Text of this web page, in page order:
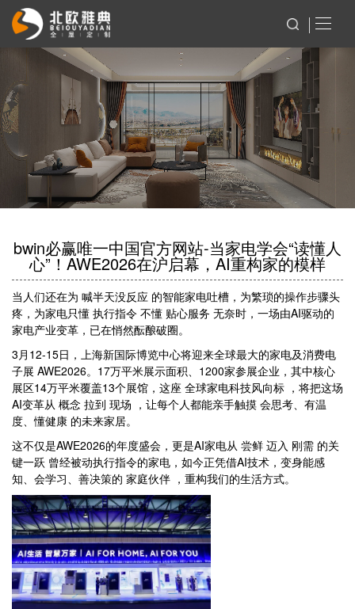
bwin必赢唯一中国官方网站-当家电学会“读懂人
心”！AWE2026在沪启幕，AI重构家的模样
当人们还在为 喊半天没反应 的智能家电吐槽，为繁琐的操作步骤头
疼，为家电只懂 执行指令 不懂 贴心服务 无奈时，一场由AI驱动的
家电产业变革，已在悄然酝酿破圈。
3月12-15日，上海新国际博览中心将迎来全球最大的家电及消费电
子展 AWE2026。17万平米展示面积、1200家参展企业，其中核心
展区14万平米覆盖13个展馆，这座 全球家电科技风向标 ，将把这场
AI变革从 概念 拉到 现场 ，让每个人都能亲手触摸 会思考、有温
度、懂健康 的未来家居。
这不仅是AWE2026的年度盛会，更是AI家电从 尝鲜 迈入 刚需 的关
键一跃 曾经被动执行指令的家电，如今正凭借AI技术，变身能感
知、会学习、善决策的 家庭伙伴 ，重构我们的生活方式。